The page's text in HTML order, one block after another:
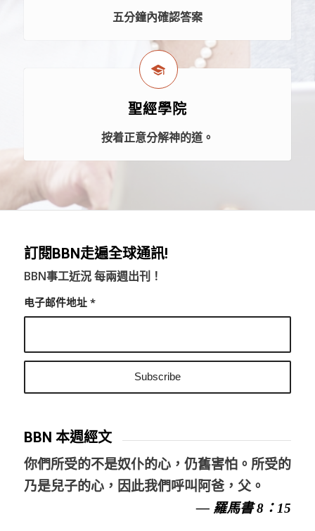
五分鐘內確認答案
聖經學院
按着正意分解神的道。
訂閱BBN走遍全球通訊!
BBN事工近況 每兩週出刊！
电子邮件地址 *
BBN 本週經文
你們所受的不是奴仆的心，仍舊害怕。所受的
乃是兒子的心，因此我們呼叫阿爸，父。
— 羅馬書 8：15